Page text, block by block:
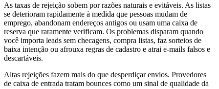
As taxas de rejeição sobem por razões naturais e evitáveis. As listas
se deterioram rapidamente à medida que pessoas mudam de
emprego, abandonam endereços antigos ou usam uma caixa de
reserva que raramente verificam. Os problemas disparam quando
você importa leads sem checagens, compra listas, faz sorteios de
baixa intenção ou afrouxa regras de cadastro e atrai e-mails falsos e
descartáveis.
Altas rejeições fazem mais do que desperdiçar envios. Provedores
de caixa de entrada tratam bounces como um sinal de qualidade da